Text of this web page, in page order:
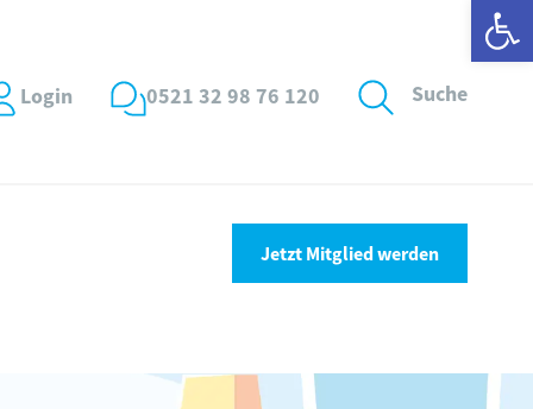
Login 0521 32 98 76 120 Suche
Jetzt Mitglied werden